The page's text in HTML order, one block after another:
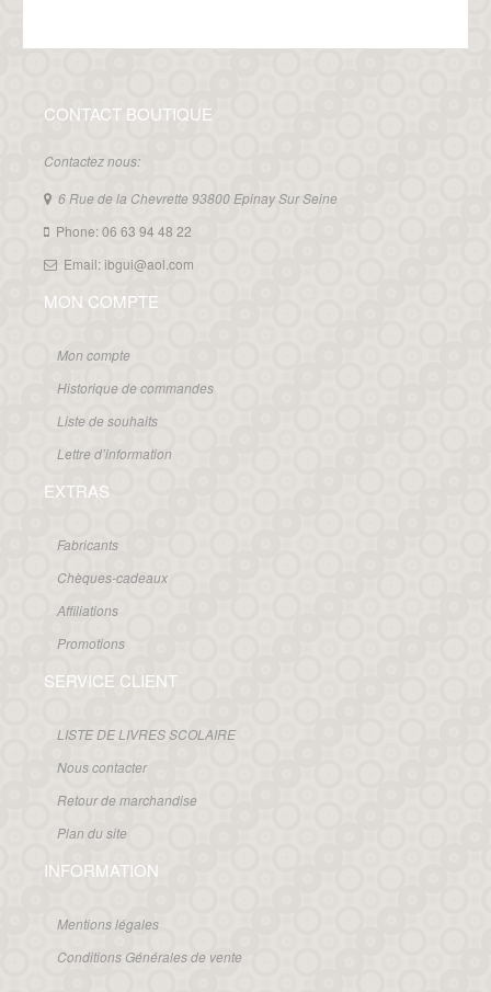
CONTACT BOUTIQUE
Contactez nous:
6 Rue de la Chevrette 93800 Epinay Sur Seine
Phone: 06 63 94 48 22
Email: ibgui@aol.com
MON COMPTE
Mon compte
Historique de commandes
Liste de souhaits
Lettre d’information
EXTRAS
Fabricants
Chèques-cadeaux
Affiliations
Promotions
SERVICE CLIENT
LISTE DE LIVRES SCOLAIRE
Nous contacter
Retour de marchandise
Plan du site
INFORMATION
Mentions légales
Conditions Générales de vente